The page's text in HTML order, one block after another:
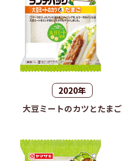
2020年
大豆ミートのカツとたまご